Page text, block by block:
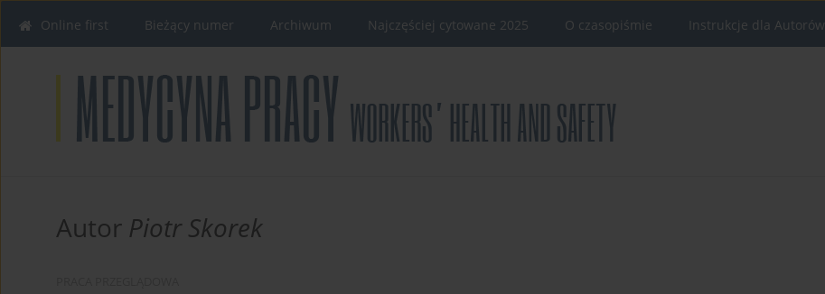
Online first Bieżący numer Archiwum Najczęściej cytowane 2025 O czasopiśmie Instrukcje dla Autorów
Autor Piotr Skorek